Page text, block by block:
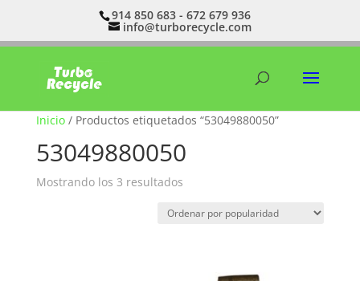
914 850 683 - 672 679 936
info@turborecycle.com
Inicio/ Productos etiquetados “53049880050”
53049880050
Mostrando los 3 resultadosOrdenado
popularidad